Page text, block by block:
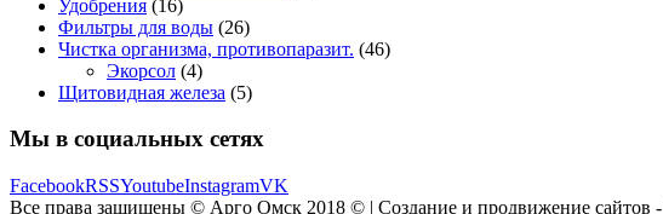
Удобрения (16)
Фильтры для воды (26)
Чистка организма, противопаразит. (46)
Экорсол (4)
Щитовидная железа (5)
Мы в социальных сетях
FacebookRSSYoutubeInstagramVK
Все права защищены © Арго Омск 2018 © | Создание и продвижение сайтов -